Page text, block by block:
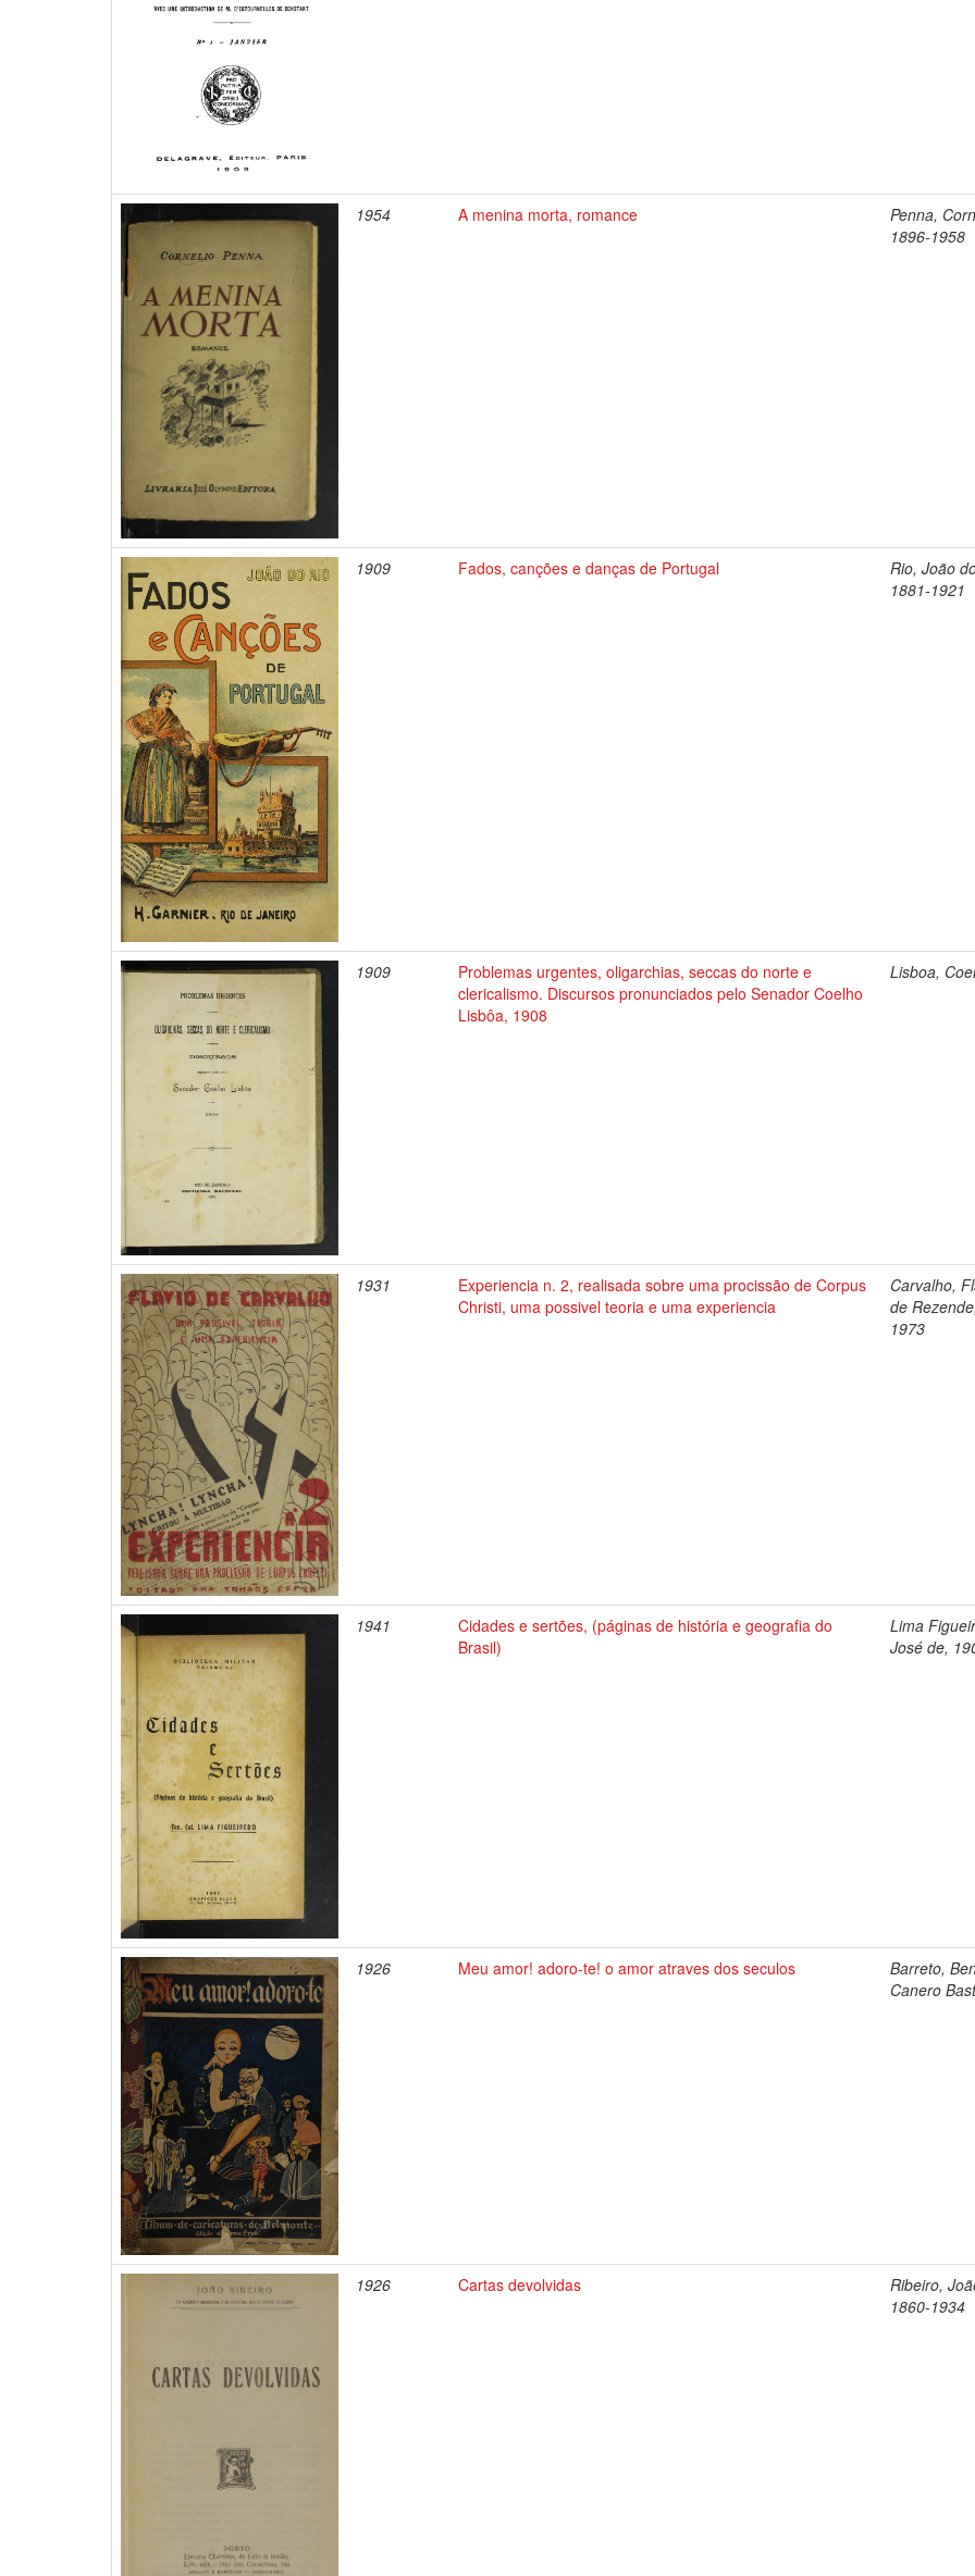
1954 A menina morta, romance
Penna,
1896-1958
1909 Fados, canções e danças de Portugal
Rio, João
1881-1921
1909
Problemas urgentes, oligarchias, seccas do norte e
clericalismo. Discursos pronunciados pelo Senador Coelho
Lisbôa, 1908
Lisboa,
1931
Experiencia n. 2, realisada sobre uma procissão de Corpus
Christi, uma possivel teoria e uma experiencia
Carvalho,
de
1973
1941
Cidades e sertões, (páginas de história e geografia do
Brasil)
Lima
José de,
1926 Meu amor! adoro-te! o amor atraves dos seculos
Barreto,
Canero
1926 Cartas devolvidas
Ribeiro,
1860-1934